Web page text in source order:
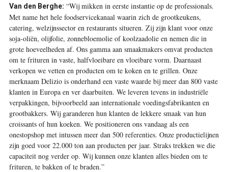
Van den Berghe: “Wij mikken in eerste instantie op de professionals.
Met name het hele foodservicekanaal waarin zich de grootkeukens,
catering, welzijnssector en restaurants situeren. Zij zijn klant voor onze
soja-oliën, olijfolie, ­zonnebloemolie of koolzaadolie en nemen die in
grote hoeveelheden af. Ons gamma aan smaakmakers omvat producten
om te frituren in vaste, halfvloeibare en vloeibare vorm. Daarnaast
verkopen we vetten en producten om te koken en te grillen. Onze
merknaam Delizio is onderhand een vaste waarde bij meer dan 800 vaste
klanten in Europa en ver daarbuiten. We leveren tevens in industriële
verpakkingen, bijvoorbeeld aan internationale voedingsfabrikanten en
grootbakkers. Wij garanderen hun klanten de lekkere smaak van hun
croissants of hun koeken. We positioneren ons vandaag als een
onestopshop met intussen meer dan 500 referenties. Onze productielijnen
zijn goed voor 22.000 ton aan producten per jaar. Straks trekken we die
capaciteit nog verder op. Wij kunnen onze ­klanten alles bieden om te
frituren, te bakken of te braden.”